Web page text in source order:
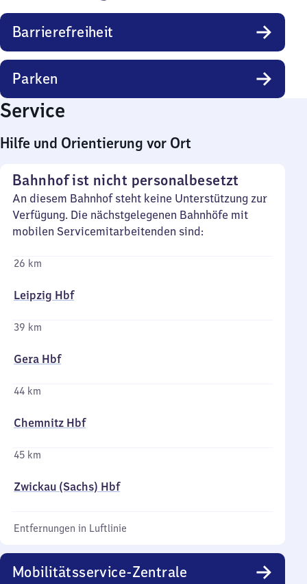
Barrierefreiheit
Parken
Service
Hilfe und Orientierung vor Ort
Bahnhof ist nicht personalbesetzt
An diesem Bahnhof steht keine Unterstützung zur
Verfügung. Die nächstgelegenen Bahnhöfe mit
mobilen Servicemitarbeitenden sind:
26 km
Leipzig Hbf
39 km
Gera Hbf
44 km
Chemnitz Hbf
45 km
Zwickau (Sachs) Hbf
Entfernungen in Luftlinie
Mobilitätsservice-Zentrale